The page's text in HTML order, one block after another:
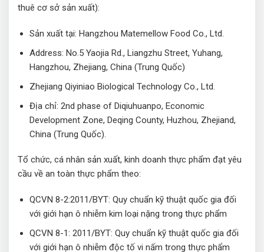
thuê cơ sở sản xuất):
Sản xuất tại: Hangzhou Matemellow Food Co., Ltd.
Address: No.5 Yaojia Rd., Liangzhu Street, Yuhang,
Hangzhou, Zhejiang, China (Trung Quốc)
Zhejiang Qiyiniao Biological Technology Co., Ltd.
Địa chỉ: 2nd phase of Diqiuhuanpo, Economic
Development Zone, Deqing County, Huzhou, Zhejiand,
China (Trung Quốc).
Tổ chức, cá nhân sản xuất, kinh doanh thực phẩm đạt yêu
cầu về an toàn thực phẩm theo:
QCVN 8-2:2011/BYT: Quy chuẩn kỹ thuật quốc gia đối
với giới hạn ô nhiễm kim loại nặng trong thực phẩm
QCVN 8-1: 2011/BYT: Quy chuẩn kỹ thuật quốc gia đối
với giới hạn ô nhiễm độc tố vi nấm trong thực phẩm